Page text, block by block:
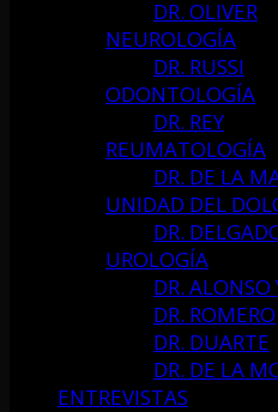
DR. OLIVER
NEUROLOGÍA
DR. RUSSI
ODONTOLOGÍA
DR. REY
REUMATOLOGÍA
DR. DE LA
UNIDAD DEL
DR.
UROLOGÍA
DR. ALONSO
DR. ROMERO
DR. DUARTE
DR. DE LA
ENTREVISTAS